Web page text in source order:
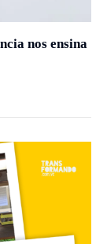
nos ensina